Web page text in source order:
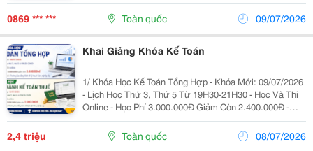
Kho Lưu Trữ Tập Trung, Doanh Nghiệp Sẽ Không Thể
0869 *** *** Toàn quốc 09/07/2026
Khai Giảng Khóa Kế Toán
1/ Khóa Học Kế Toán Tổng Hợp - Khóa Mới: 09/07/2026
- Lịch Học Thứ 3, Thứ 5 Từ 19H30-21H30 - Học Và Thi
Online - Học Phí 3.000.000Đ Giảm Còn 2.400.000Đ -
Chứng Chỉ: Trường Cao Đẳng Kinh Tế Kỹ Thuật Công
Nghiệp Cấp 2/ Khóa Học Thực Hành Kế...
2,4 triệu Toàn quốc 08/07/2026